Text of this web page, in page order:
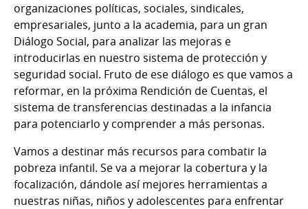
organizaciones políticas, sociales, sindicales,
empresariales, junto a la academia, para un gran
Diálogo Social, para analizar las mejoras e
introducirlas en nuestro sistema de protección y
seguridad social. Fruto de ese diálogo es que vamos a
reformar, en la próxima Rendición de Cuentas, el
sistema de transferencias destinadas a la infancia
para potenciarlo y comprender a más personas.
Vamos a destinar más recursos para combatir la
pobreza infantil. Se va a mejorar la cobertura y la
focalización, dándole así mejores herramientas a
nuestras niñas, niños y adolescentes para enfrentar